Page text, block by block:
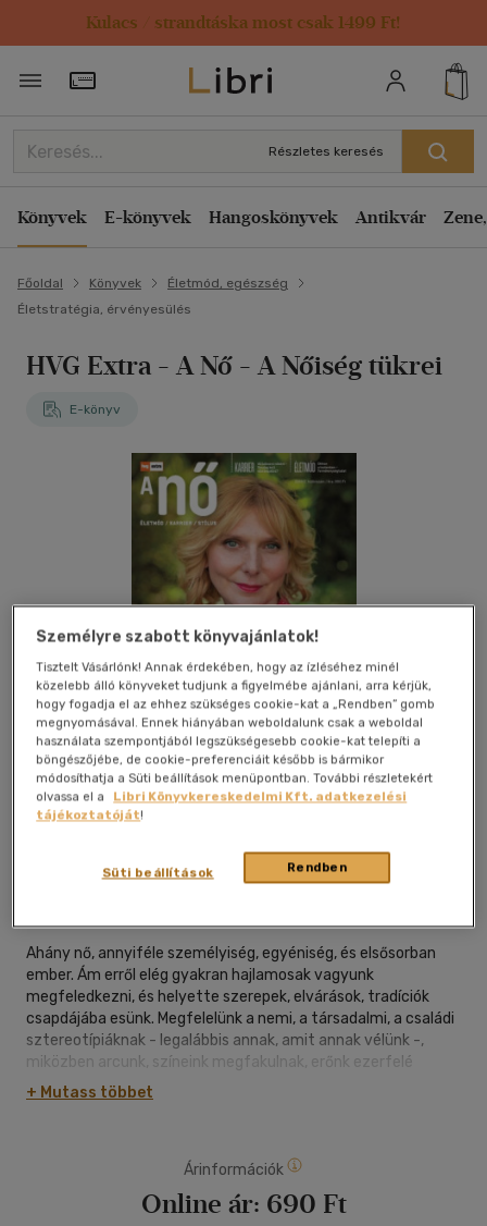
Kulacs / strandtáska most csak 1499 Ft!
Törzsvásárlói Kártya adatai
Részletes keresés
Könyvek E-könyvek Hangoskönyvek Antikvár
Főoldal Könyvek
Életmód, egészség
Életstratégia, érvényesülés
HVG Extra - A Nő - A Nőiség tükrei
E-könyv
Kívánságlistához adom
Ahány nő, annyiféle személyiség, egyéniség, és elsősorban
ember. Ám erről elég gyakran hajlamosak vagyunk
megfeledkezni, és helyette szerepek, elvárások, tradíciók
csapdájába esünk. Megfelelünk a nemi, a társadalmi, a családi
sztereotípiáknak - legalábbis annak, amit annak vélünk -,
miközben arcunk, színeink megfakulnak, erőnk ezerfelé
szóródik. Honnan és hogyan ivódott ez belénk - ezt kutattuk.
Hogyan lehet ebből kilépni - erről kérdeztünk nagyszerű
teljességében igyekeznek megélni. Történetek,
tapasztalatok, nézőpontok tanúskodnak a női egyéniség
átható erejéről. Legyen ez az első, amit meglátunk
+ Mutass többet
Árinformációk
Online ár: 690 Ft
Személyre szabott könyvajánlatok!
Tisztelt Vásárlónk! Annak érdekében, hogy az ízléséhez minél
közelebb álló könyveket tudjunk a figyelmébe ajánlani, arra kérjük,
hogy fogadja el az ehhez szükséges cookie-kat a „Rendben” gomb
megnyomásával. Ennek hiányában weboldalunk csak a weboldal
használata szempontjából legszükségesebb cookie-kat telepíti a
böngészőjébe, de cookie-preferenciáit később is bármikor
módosíthatja a Süti beállítások menüpontban. További részletekért
olvassa el a
Libri Könyvkereskedelmi Kft. adatkezelési
tájékoztatóját!
Rendben
Süti beállítások